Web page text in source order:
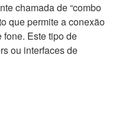
chamada de “combo
que permite a conexão
fone. Este tipo de
ou interfaces de